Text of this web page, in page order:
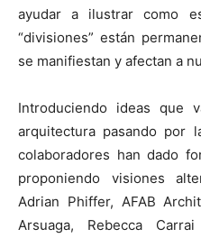
ayudar a ilustrar como
“divisiones” están
se manifiestan y afectan a
Introduciendo ideas que
arquitectura pasando por
colaboradores han dado
proponiendo visiones
Adrian Phiffer, AFAB
Arsuaga, Rebecca